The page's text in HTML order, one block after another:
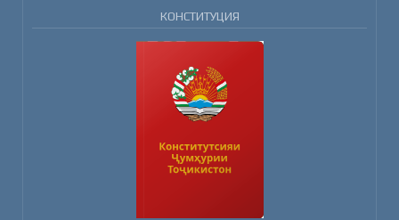
КОНСТИТУЦИЯ